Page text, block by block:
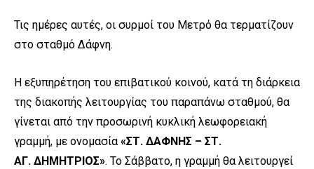
Τις ημέρες αυτές, οι συρμοί του Μετρό θα τερματίζουν
στο σταθμό Δάφνη.
Η εξυπηρέτηση του επιβατικού κοινού, κατά τη διάρκεια
της διακοπής λειτουργίας του παραπάνω σταθμού, θα
γίνεται από την προσωρινή κυκλική λεωφορειακή
γραμμή, με ονομασία«ΣΤ. ΔΑΦΝΗΣ – ΣΤ.
ΑΓ. ΔΗΜΗΤΡΙΟΣ». Το Σάββατο, η γραμμή θα λειτουργεί